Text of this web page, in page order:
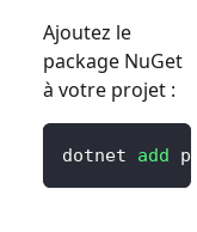
Ajoutez le
package NuGet
à votre projet :
dotnet add